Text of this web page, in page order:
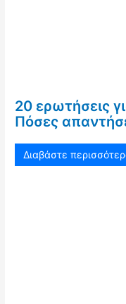
20 ερωτήσεις
Πόσες
Διαβάστε